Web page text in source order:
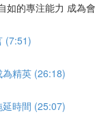
如的專注能力 成為
(7:51)
精英 (26:18)
時間 (25:07)